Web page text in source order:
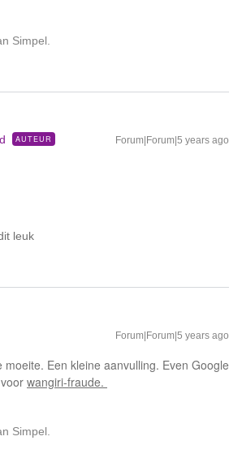
Simpel.
AUTEUR Forum|Forum|5 years ago
leuk
Forum|Forum|5 years ago
Een kleine aanvulling. Even Google
wangiri-fraude.
Simpel.